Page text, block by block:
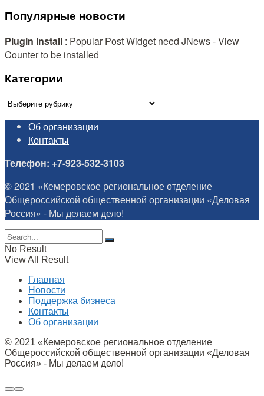
Популярные новости
Plugin Install : Popular Post Widget need JNews - View
Counter to be installed
Категории
Категории
Об организации
Контакты
Телефон: +7-923-532-3103
© 2021 «Кемеровское региональное отделение
Общероссийской общественной организации «Деловая
Россия» - Мы делаем дело!
No Result
View All Result
Главная
Новости
Поддержка бизнеса
Контакты
Об организации
© 2021 «Кемеровское региональное отделение
Общероссийской общественной организации «Деловая
Россия» - Мы делаем дело!